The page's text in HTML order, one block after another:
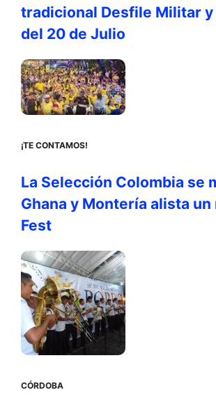
tradicional Desfile Militar y
del 20 de Julio
¡TE CONTAMOS!
La Selección Colombia se
Ghana y Montería alista un
Fest
CÓRDOBA